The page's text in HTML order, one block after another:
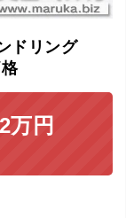
ドリング
万円